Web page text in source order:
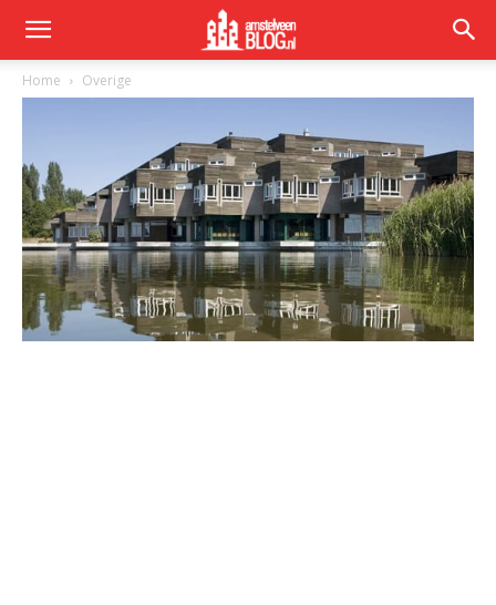
Home Overige